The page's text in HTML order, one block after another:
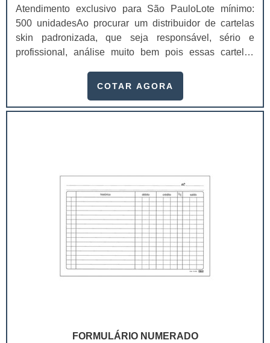
Atendimento exclusivo para São PauloLote mínimo:
500 unidadesAo procurar um distribuidor de cartelas
skin padronizada, que seja responsável, sério e
profissional, análise muito bem pois essas cartelas
produto.A busca por empresas sérias para adquirir esse
podem assegurar aos clientes características pontuais
COTAR AGORA
FORMULÁRIO NUMERADO